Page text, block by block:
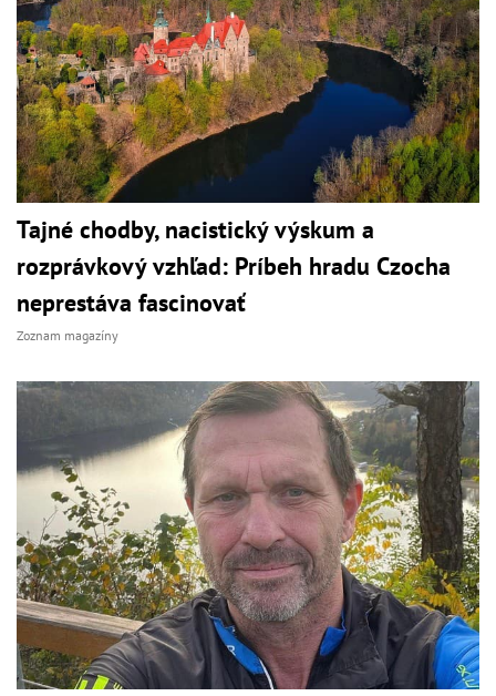
Tajné chodby, nacistický výskum a
rozprávkový vzhľad: Príbeh hradu Czocha
neprestáva fascinovať
Zoznam magazíny